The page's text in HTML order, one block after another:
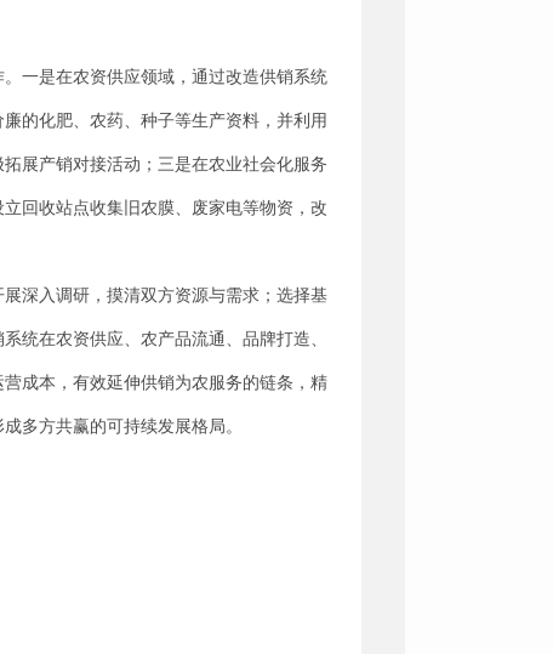
一是在农资供应领域，通过改造供销系统
的化肥、农药、种子等生产资料，并利用
展产销对接活动；三是在农业社会化服务
回收站点收集旧农膜、废家电等物资，改
深入调研，摸清双方资源与需求；选择基
统在农资供应、农产品流通、品牌打造、
成本，有效延伸供销为农服务的链条，精
多方共赢的可持续发展格局。